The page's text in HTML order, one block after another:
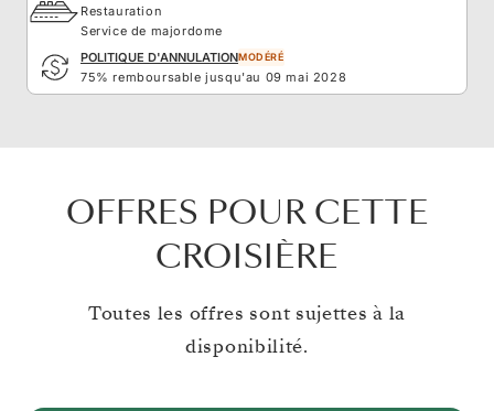
Restauration
Service de majordome
POLITIQUE D'ANNULATIONMODÉRÉ
75% remboursable jusqu'au 09 mai 2028
OFFRES POUR CETTE
CROISIÈRE
Toutes les offres sont sujettes à la
disponibilité.